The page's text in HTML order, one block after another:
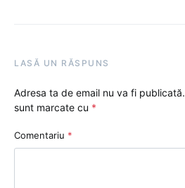
LASĂ UN RĂSPUNS
Adresa ta de email nu va fi publicată.
sunt marcate cu *
Comentariu *